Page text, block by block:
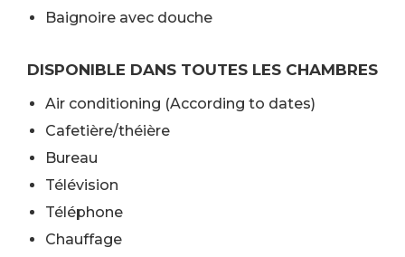
Baignoire avec douche
DISPONIBLE DANS TOUTES LES CHAMBRES
Air conditioning (According to dates)
Cafetière/théière
Bureau
Télévision
Téléphone
Chauffage